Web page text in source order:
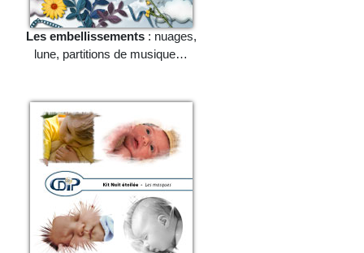
Les embellissements: nuages,
lune, partitions de musique…